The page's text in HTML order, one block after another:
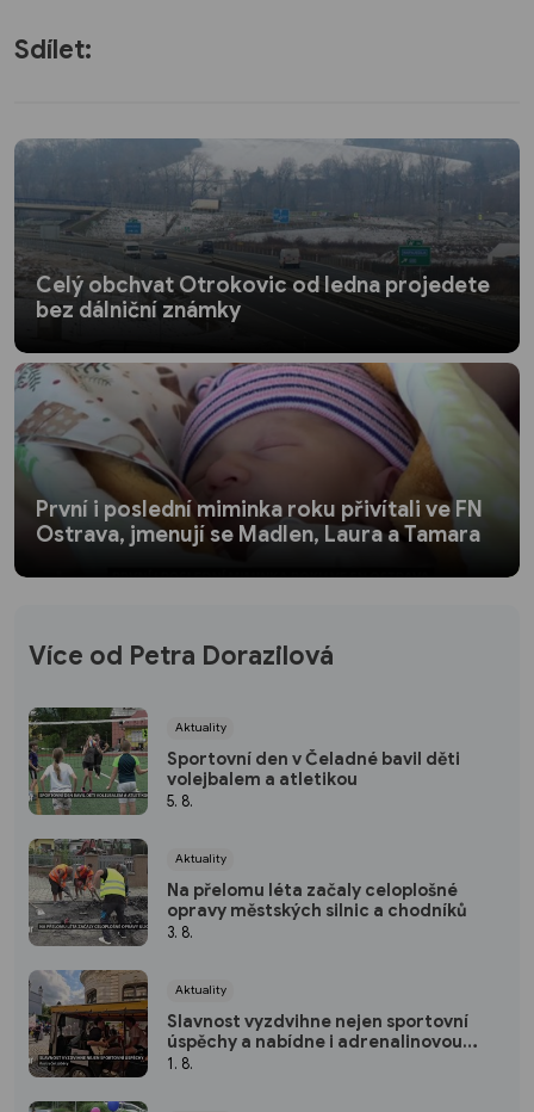
Sdílet:
Celý obchvat Otrokovic od ledna projedete
bez dálniční známky
První i poslední miminka roku přivítali ve FN
Ostrava, jmenují se Madlen, Laura a Tamara
Více od Petra Dorazilová
Aktuality
Sportovní den v Čeladné bavil děti
volejbalem a atletikou
5. 8.
Aktuality
Na přelomu léta začaly celoplošné
opravy městských silnic a chodníků
3. 8.
Aktuality
Slavnost vyzdvihne nejen sportovní
úspěchy a nabídne i adrenalinovou
zábavu
1. 8.